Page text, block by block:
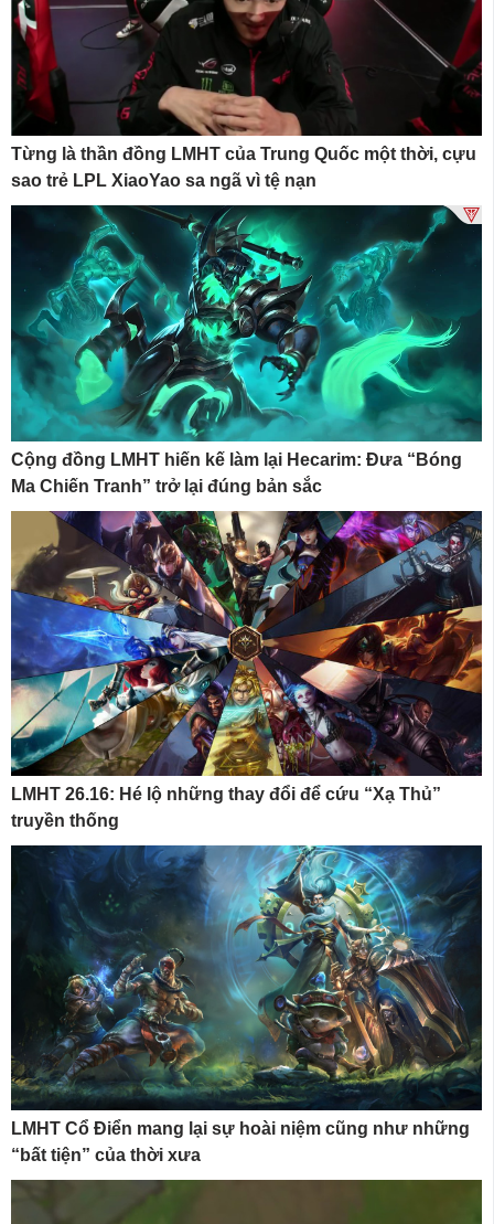
Từng là thần đồng LMHT của Trung Quốc một thời, cựu
sao trẻ LPL XiaoYao sa ngã vì tệ nạn
Cộng đồng LMHT hiến kế làm lại Hecarim: Đưa “Bóng
Ma Chiến Tranh” trở lại đúng bản sắc
LMHT 26.16: Hé lộ những thay đổi để cứu “Xạ Thủ”
truyền thống
LMHT Cổ Điển mang lại sự hoài niệm cũng như những
“bất tiện” của thời xưa